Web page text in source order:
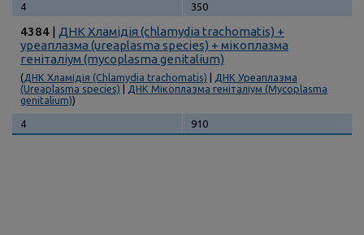
4 350
4384 | ДНК Хламідія (chlamydia trachomatis) +
уреаплазма (ureaplasma species) + мікоплазма
геніталіум (mycoplasma genitalium)
(ДНК Хламідія (Chlamydia trachomatis)
ДНК Уреаплазма
(Ureaplasma species)
ДНК Мікоплазма геніталіум (Mycoplasma
genitalium))
4 910